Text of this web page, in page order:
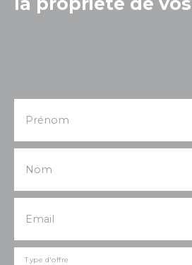
Prénom
Nom
Email
Type d'offre